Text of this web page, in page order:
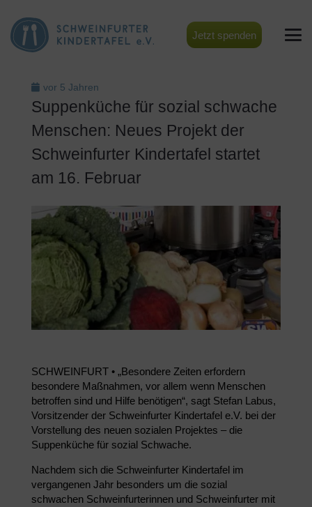
Jetzt spenden
vor 5 Jahren
Suppenküche für sozial schwache
Menschen: Neues Projekt der
Schweinfurter Kindertafel startet
am 16. Februar
SCHWEINFURT • „Besondere Zeiten erfordern
besondere Maßnahmen, vor allem wenn Menschen
betroffen sind und Hilfe benötigen“, sagt Stefan Labus,
Vorsitzender der Schweinfurter Kindertafel e.V. bei der
Vorstellung des neuen sozialen Projektes – die
Suppenküche für sozial Schwache.
Nachdem sich die Schweinfurter Kindertafel im
vergangenen Jahr besonders um die sozial
schwachen Schweinfurterinnen und Schweinfurter mit